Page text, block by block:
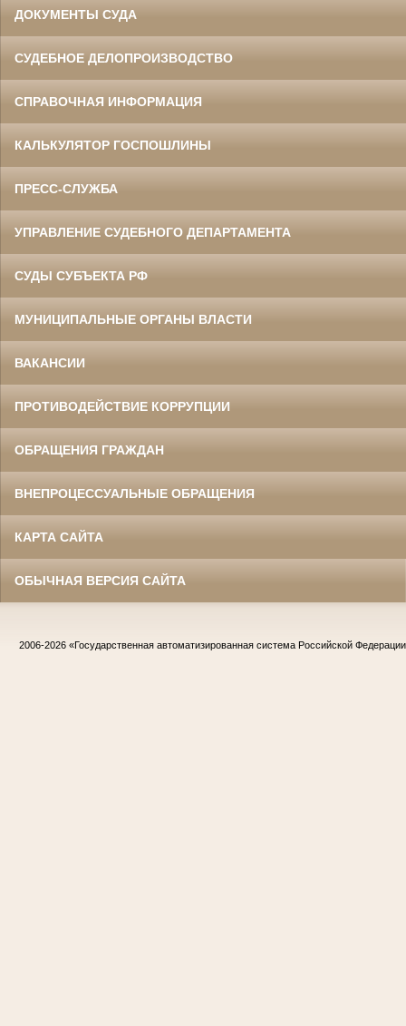
ДОКУМЕНТЫ СУДА
СУДЕБНОЕ ДЕЛОПРОИЗВОДСТВО
СПРАВОЧНАЯ ИНФОРМАЦИЯ
КАЛЬКУЛЯТОР ГОСПОШЛИНЫ
ПРЕСС-СЛУЖБА
УПРАВЛЕНИЕ СУДЕБНОГО ДЕПАРТАМЕНТА
СУДЫ СУБЪЕКТА РФ
МУНИЦИПАЛЬНЫЕ ОРГАНЫ ВЛАСТИ
ВАКАНСИИ
ПРОТИВОДЕЙСТВИЕ КОРРУПЦИИ
ОБРАЩЕНИЯ ГРАЖДАН
ВНЕПРОЦЕССУАЛЬНЫЕ ОБРАЩЕНИЯ
КАРТА САЙТА
ОБЫЧНАЯ ВЕРСИЯ САЙТА
2006-2026 «Государственная автоматизированная система Российской